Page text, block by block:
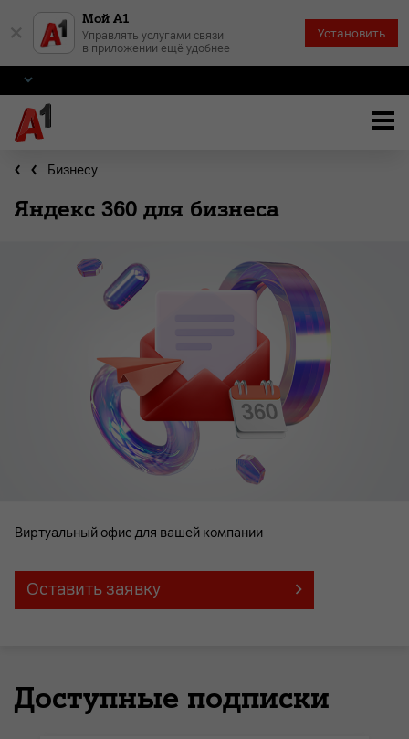
Мой А1
Управлять услугами связи
в приложении ещё удобнее
Установить
Бизнесу
Яндекс 360 для бизнеса
Виртуальный офис для вашей компании
Оставить заявку
Доступные подписки